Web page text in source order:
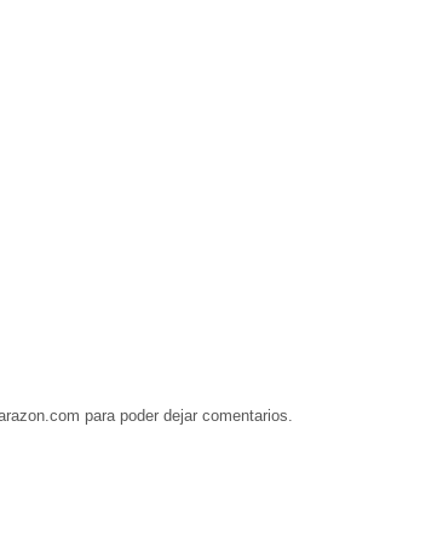
para poder dejar comentarios.